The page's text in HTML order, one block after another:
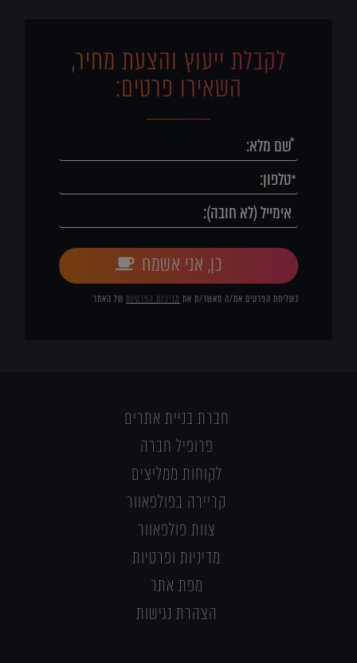
לקבלת ייעוץ והצעת מחיר,
השאירו פרטים:
כן, אני אשמח
בשליחת הפרטים את/ה מאשר/ת את מדיניות הפרטיותשל האתר
חברת בניית אתרים
פרופיל חברה
לקוחות ממליצים
קריירה בפולפאוור
צוות פולפאוור
מדיניות ופרטיות
מפת אתר
הצהרת נגישות